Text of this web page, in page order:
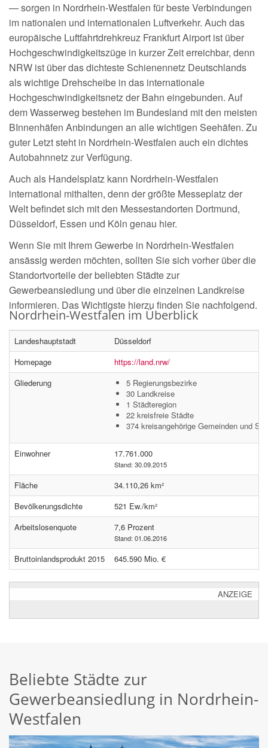
— sorgen in Nordrhein-Westfalen für beste Verbindungen
im nationalen und internationalen Luftverkehr. Auch das
europäische Luftfahrtdrehkreuz Frankfurt Airport ist über
Hochgeschwindigkeitszüge in kurzer Zeit erreichbar, denn
NRW ist über das dichteste Schienennetz Deutschlands
als wichtige Drehscheibe in das internationale
Hochgeschwindigkeitsnetz der Bahn eingebunden. Auf
dem Wasserweg bestehen im Bundesland mit den meisten
BInnenhäfen Anbindungen an alle wichtigen Seehäfen. Zu
guter Letzt steht in Nordrhein-Westfalen auch ein dichtes
Autobahnnetz zur Verfügung.
Auch als Handelsplatz kann Nordrhein-Westfalen
international mithalten, denn der größte Messeplatz der
Welt befindet sich mit den Messestandorten Dortmund,
Düsseldorf, Essen und Köln genau hier.
Wenn Sie mit Ihrem Gewerbe in Nordrhein-Westfalen
ansässig werden möchten, sollten Sie sich vorher über die
Standortvorteile der beliebten Städte zur
Gewerbeansiedlung und über die einzelnen Landkreise
informieren. Das Wichtigste hierzu finden Sie nachfolgend.
Nordrhein-Westfalen im Überblick
Landeshauptstadt
Düsseldorf
Homepage
https://land.nrw/
Gliederung
5 Regierungsbezirke
30 Landkreise
1 Städteregion
22 kreisfreie Städte
374 kreisangehörige Gemeinden und
Einwohner 17.761.000
Stand: 30.09.2015
Fläche
34.110,26 km²
Bevölkerungsdichte
521 Ew./km²
Arbeitslosenquote
7,6 Prozent
Stand: 01.06.2016
Bruttoinlandsprodukt 2015 645.590 Mio. €
ANZEIGE
Beliebte Städte zur
Gewerbeansiedlung in Nordrhein-
Westfalen